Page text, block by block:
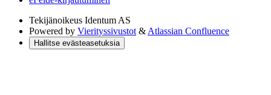
Tekijänoikeus Identum AS
Powered by Vierityssivustot & Atlassian Confluence
Hallitse evästeasetuksia